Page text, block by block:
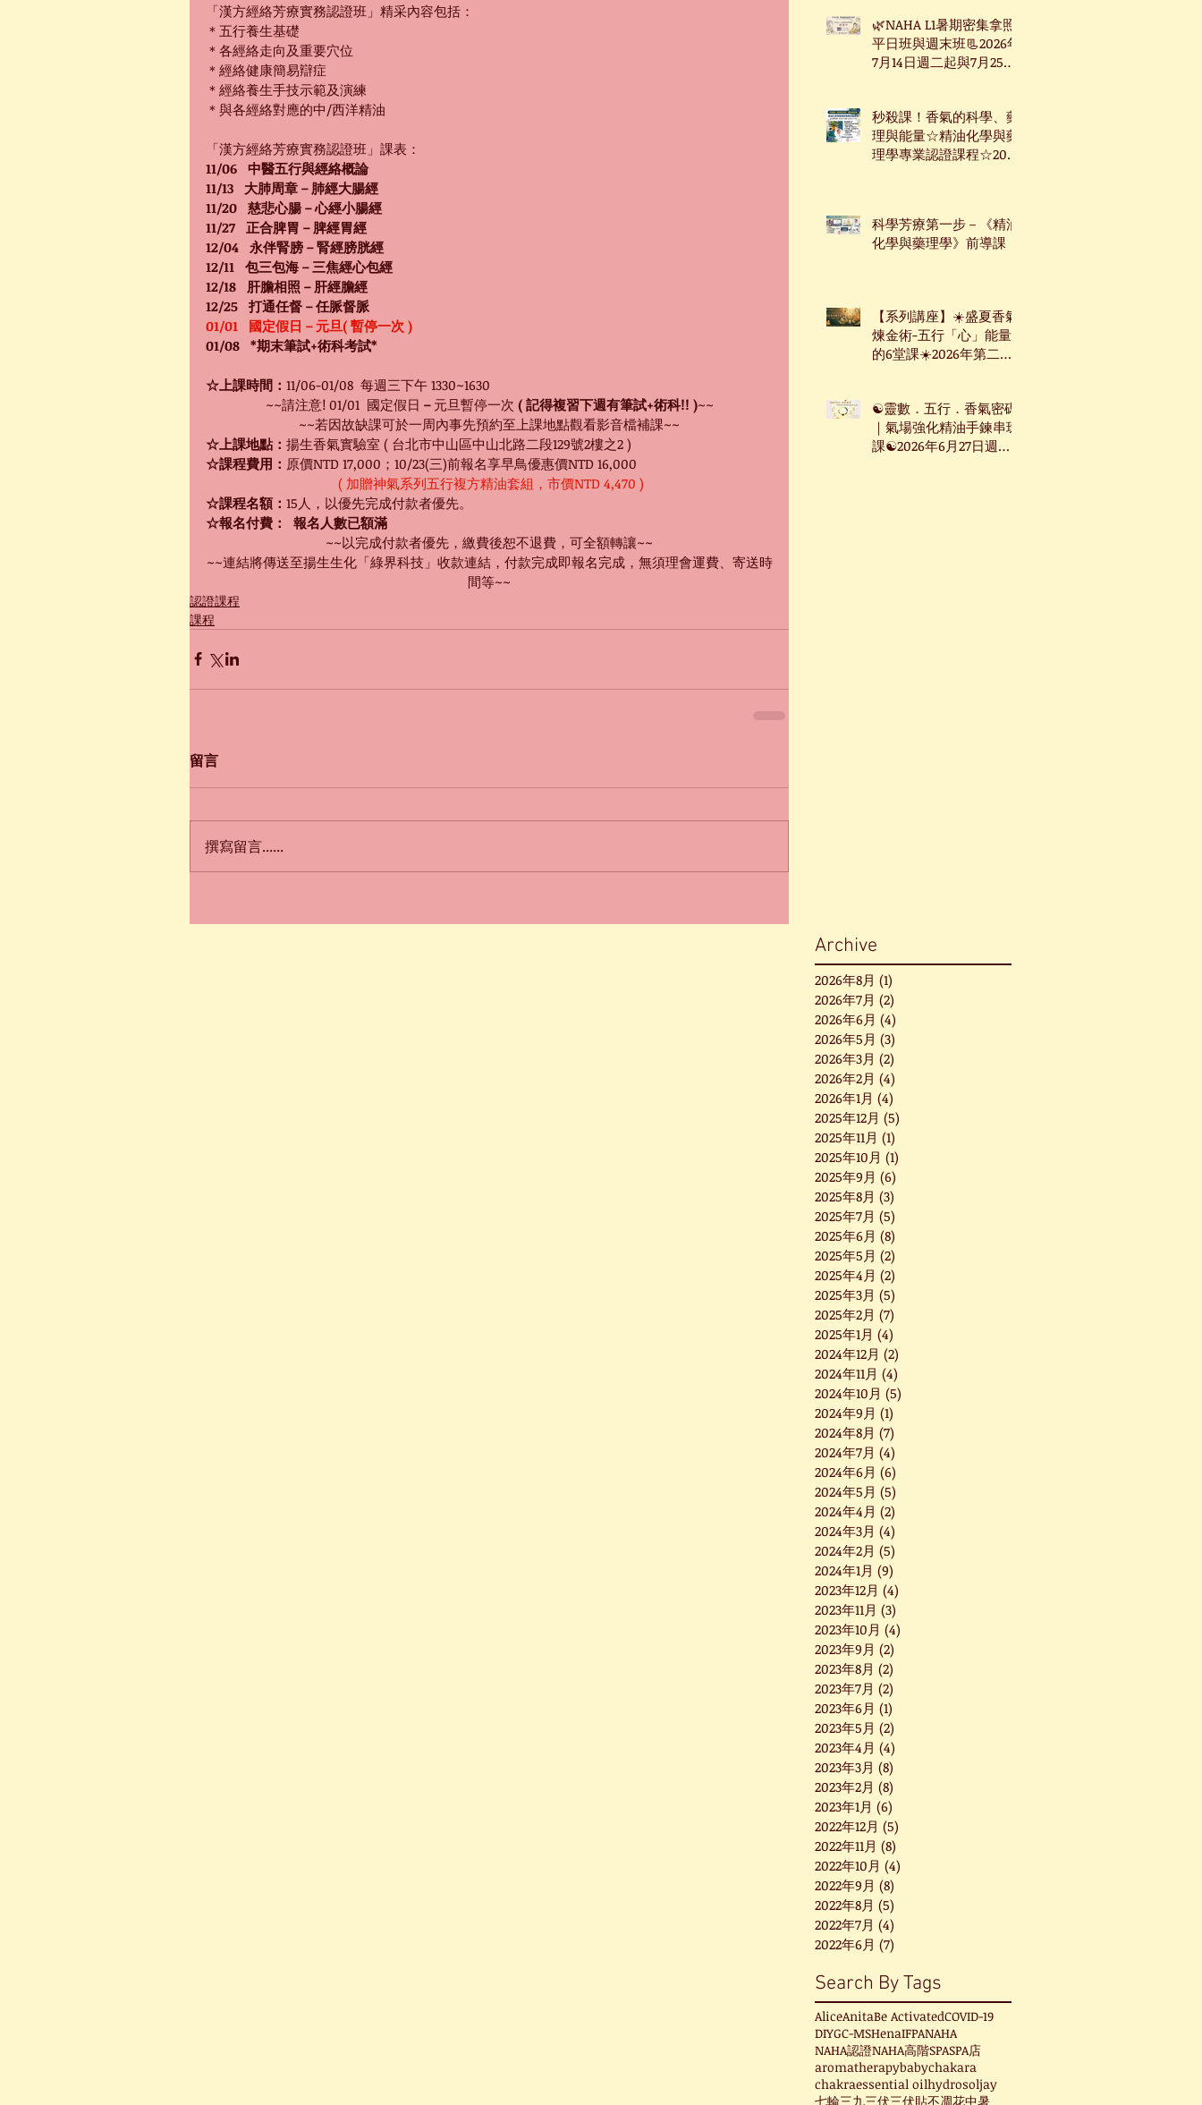
「漢方經絡芳療實務認證班」精采內容包括：
＊五行養生基礎
＊各經絡走向及重要穴位
＊經絡健康簡易辯症
＊經絡養生手技示範及演練
＊與各經絡對應的中/西洋精油
「漢方經絡芳療實務認證班」課表：
11/06   中醫五行與經絡概論
11/13   大肺周章－肺經大腸經
11/20   慈悲心腸－心經小腸經
11/27   正合脾胃－脾經胃經
12/04   永伴腎膀－腎經膀胱經
12/11   包三包海－三焦經心包經
12/18   肝膽相照－肝經膽經
12/25   打通任督－任脈督脈
01/01   國定假日－元旦( 暫停一次 )
01/08   *期末筆試+術科考試*
☆上課時間： 11/06-01/08  每週三下午 1330~1630
~~請注意! 01/01  國定假日 － 元旦暫停一次 ( 記得複習下週有筆試+術科!! )~~
~~若因故缺課可於一周內事先預約至上課地點觀看影音檔補課~~
☆上課地點： 揚生香氣實驗室 ( 台北市中山區中山北路二段129號2樓之2 )
☆課程費用： 原價NTD 17,000；10/23(三)前報名享早鳥優惠價NTD 16,000
( 加贈神氣系列五行複方精油套組，市價NTD 4,470 )
☆課程名額： 15人，以優先完成付款者優先。
☆報名付費：
報名人數已額滿
~~以完成付款者優先，繳費後恕不退費，可全額轉讓~~
~~連結將傳送至揚生生化「綠界科技」收款連結，付款完成即報名完成，無須理會運費、寄送時
間等~~
認證課程
課程
留言
撰寫留言......
🌿NAHA L1暑期密集拿照
平日班與週末班📃2026年
7月14日週二起與7月25日
秒殺課！香氣的科學、藥
理與能量☆精油化學與藥
理學專業認證課程☆2026
科學芳療第一步－《精油
化學與藥理學》前導課
【系列講座】☀️盛夏香氣
煉金術-五行「心」能量
的6堂課☀️2026年第二季
☯靈數．五行．香氣密碼
｜氣場強化精油手鍊串珠
課☯2026年6月27日週六
Archive
2026年8月 (1)
2026年7月 (2)
2026年6月 (4)
2026年5月 (3)
2026年3月 (2)
2026年2月 (4)
2026年1月 (4)
2025年12月 (5)
2025年11月 (1)
2025年10月 (1)
2025年9月 (6)
2025年8月 (3)
2025年7月 (5)
2025年6月 (8)
2025年5月 (2)
2025年4月 (2)
2025年3月 (5)
2025年2月 (7)
2025年1月 (4)
2024年12月 (2)
2024年11月 (4)
2024年10月 (5)
2024年9月 (1)
2024年8月 (7)
2024年7月 (4)
2024年6月 (6)
2024年5月 (5)
2024年4月 (2)
2024年3月 (4)
2024年2月 (5)
2024年1月 (9)
2023年12月 (4)
2023年11月 (3)
2023年10月 (4)
2023年9月 (2)
2023年8月 (2)
2023年7月 (2)
2023年6月 (1)
2023年5月 (2)
2023年4月 (4)
2023年3月 (8)
2023年2月 (8)
2023年1月 (6)
2022年12月 (5)
2022年11月 (8)
2022年10月 (4)
2022年9月 (8)
2022年8月 (5)
2022年7月 (4)
2022年6月 (7)
Search By Tags
AliceAnitaBe ActivatedCOVID-19
DIYGC-MSHenaIFPANAHA
NAHA認證NAHA高階SPASPA店
aromatherapybabychakara
chakraessential oilhydrosoljay
七輪三九三伏三伏貼不凋花中暑